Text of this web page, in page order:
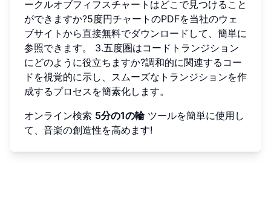
ークルオブフィフスチャートはどこで見つけること
ができますか?5度円チャートのPDFを当社のウェ
ブサイトから直接無料でダウンロードして、簡単に
参照できます。 3.五度圏はコードトランジション
にどのように役立ちますか?調和的に関連するコー
ドを視覚的に示し、スムーズなトランジションを作
成するプロセスを簡素化します。
オンライン検索 5分の1の輪ツールを簡単に使用し
て、音楽の創造性を高めます!